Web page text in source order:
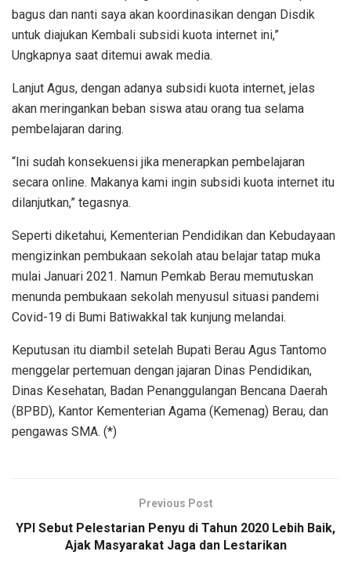
bagus dan nanti saya akan koordinasikan dengan Disdik
untuk diajukan Kembali subsidi kuota internet ini,”
Ungkapnya saat ditemui awak media.
Lanjut Agus, dengan adanya subsidi kuota internet, jelas
akan meringankan beban siswa atau orang tua selama
pembelajaran daring.
“Ini sudah konsekuensi jika menerapkan pembelajaran
secara online. Makanya kami ingin subsidi kuota internet itu
dilanjutkan,” tegasnya.
Seperti diketahui, Kementerian Pendidikan dan Kebudayaan
mengizinkan pembukaan sekolah atau belajar tatap muka
mulai Januari 2021. Namun Pemkab Berau memutuskan
menunda pembukaan sekolah menyusul situasi pandemi
Covid-19 di Bumi Batiwakkal tak kunjung melandai.
Keputusan itu diambil setelah Bupati Berau Agus Tantomo
menggelar pertemuan dengan jajaran Dinas Pendidikan,
Dinas Kesehatan, Badan Penanggulangan Bencana Daerah
(BPBD), Kantor Kementerian Agama (Kemenag) Berau, dan
pengawas SMA. (*)
Previous Post
YPI Sebut Pelestarian Penyu di Tahun 2020 Lebih Baik,
Ajak Masyarakat Jaga dan Lestarikan